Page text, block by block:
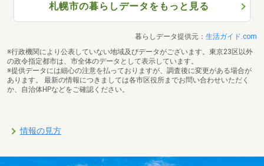
札幌市の暮らしデータをもっと見る
暮らしデータ提供元： 生活ガイド.com
※行政機関により公表していない地域及びデータがございます。東京23区以外
の政令指定都市は、市全体のデータとして表示しています。
※提供データには細心の注意を払っておりますが、調査後に変更がある場合が
あります。 最新の情報につきましては各市区役所までお問い合わせいただく
か、自治体HPなどをご確認ください。
情報の見方